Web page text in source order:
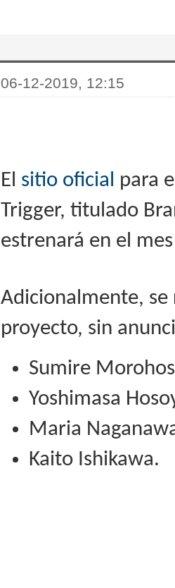
06-12-2019, 12:15
El sitio oficial para
Trigger, titulado
estrenará en el
Adicionalmente,
proyecto, sin
Sumire
Yoshimasa
Maria
Kaito Ishikawa.